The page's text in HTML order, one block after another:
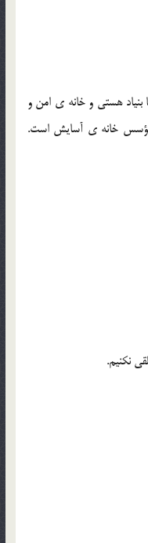
بنیاد هستی و خانه ی امن و
مؤسس خانه ی آسایش است.
نکنیم.